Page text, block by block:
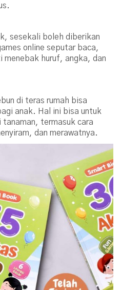
sesekali boleh diberikan
online seputar baca,
huruf, angka, dan
di teras rumah bisa
anak. Hal ini bisa untuk
tanaman, termasuk cara
dan merawatnya.